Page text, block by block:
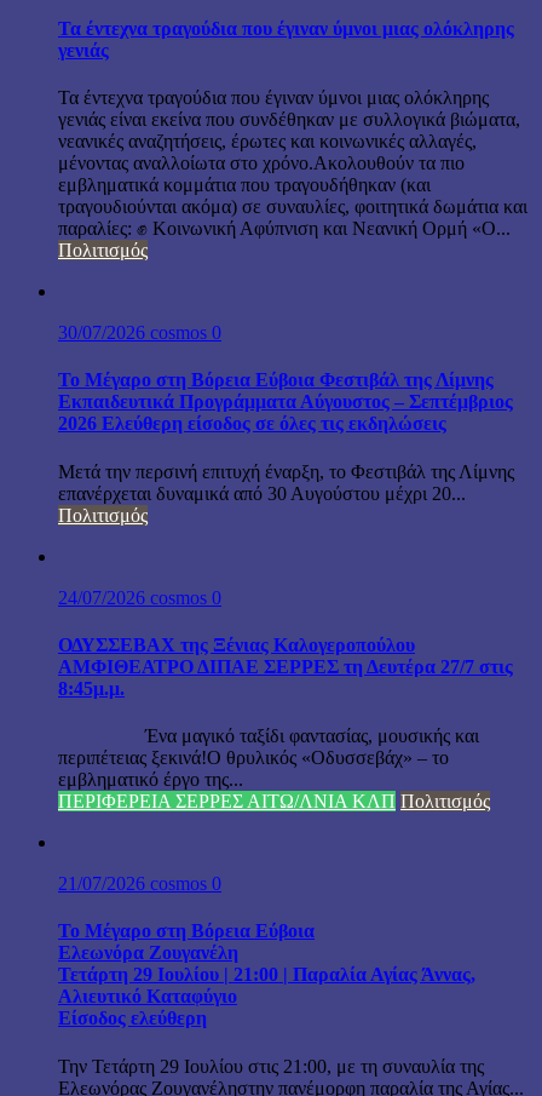
Τα έντεχνα τραγούδια που έγιναν ύμνοι μιας ολόκληρης
γενιάς
Τα έντεχνα τραγούδια που έγιναν ύμνοι μιας ολόκληρης
γενιάς είναι εκείνα που συνδέθηκαν με συλλογικά βιώματα,
νεανικές αναζητήσεις, έρωτες και κοινωνικές αλλαγές,
μένοντας αναλλοίωτα στο χρόνο.Ακολουθούν τα πιο
εμβληματικά κομμάτια που τραγουδήθηκαν (και
τραγουδιούνται ακόμα) σε συναυλίες, φοιτητικά δωμάτια και
παραλίες: ✊ Κοινωνική Αφύπνιση και Νεανική Ορμή «Ο...
Πολιτισμός
30/07/2026 cosmos 0
Το Μέγαρο στη Βόρεια Εύβοια Φεστιβάλ της Λίμνης
Εκπαιδευτικά Προγράμματα Αύγουστος – Σεπτέμβριος
2026 Ελεύθερη είσοδος σε όλες τις εκδηλώσεις
Μετά την περσινή επιτυχή έναρξη, το Φεστιβάλ της Λίμνης
επανέρχεται δυναμικά από 30 Αυγούστου μέχρι 20...
Πολιτισμός
24/07/2026 cosmos 0
ΟΔΥΣΣΕΒΑΧ της Ξένιας Καλογεροπούλου
ΑΜΦΙΘΕΑΤΡΟ ΔΙΠΑΕ ΣΕΡΡΕΣ τη Δευτέρα 27/7 στις
8:45μ.μ.
Ένα μαγικό ταξίδι φαντασίας, μουσικής και
περιπέτειας ξεκινά!Ο θρυλικός «Οδυσσεβάχ» – το
εμβληματικό έργο της...
ΠΕΡΙΦΕΡΕΙΑ ΣΕΡΡΕΣ ΑΙΤΩ/ΛΝΙΑ ΚΛΠ Πολιτισμός
21/07/2026 cosmos 0
Το Μέγαρο στη Βόρεια Εύβοια
Ελεωνόρα Ζουγανέλη
Τετάρτη 29 Ιουλίου | 21:00 | Παραλία Αγίας Άννας,
Αλιευτικό Καταφύγιο
Είσοδος ελεύθερη
Την Τετάρτη 29 Ιουλίου στις 21:00, με τη συναυλία της
Ελεωνόρας Ζουγανέληστην πανέμορφη παραλία της Αγίας...